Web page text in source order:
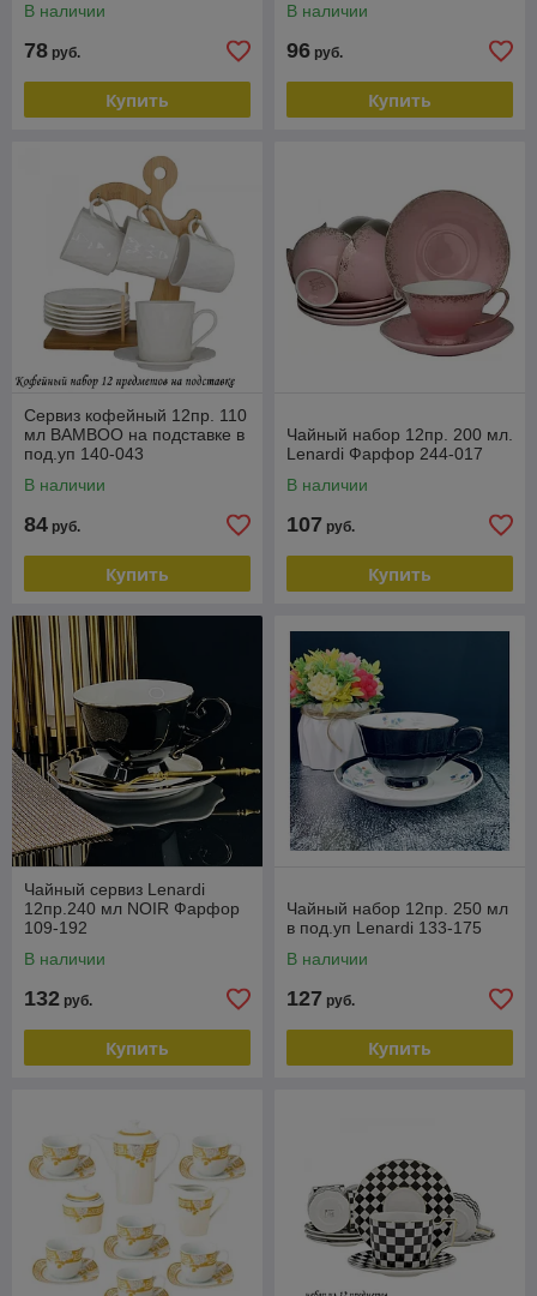
В наличии
78 руб.
Купить
В наличии
96 руб.
Купить
Сервиз кофейный 12пр. 110
мл BAMBOO на подставке в
под.уп 140-043
В наличии
84 руб.
Купить
Чайный набор 12пр. 200 мл.
Lenardi Фарфор 244-017
В наличии
107 руб.
Купить
Чайный сервиз Lenardi
12пр.240 мл NOIR Фарфор
109-192
В наличии
132 руб.
Купить
Чайный набор 12пр. 250 мл
в под.уп Lenardi 133-175
В наличии
127 руб.
Купить